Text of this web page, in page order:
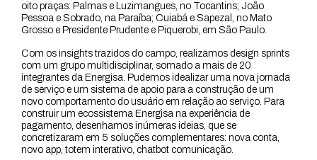
oito praças: Palmas e Luzimangues, no Tocantins; João
Pessoa e Sobrado, na Paraíba; Cuiabá e Sapezal, no Mato
Grosso e Presidente Prudente e Piquerobi, em São Paulo.
Com os insights trazidos do campo, realizamos design sprints
com um grupo multidisciplinar, somado a mais de 20
integrantes da Energisa. Pudemos idealizar uma nova jornada
de serviço e um sistema de apoio para a construção de um
novo comportamento do usuário em relação ao serviço. Para
construir um ecossistema Energisa na experiência de
pagamento, desenhamos inúmeras ideias, que se
concretizaram em 5 soluções complementares: nova conta,
novo app, totem interativo, chatbot comunicação.